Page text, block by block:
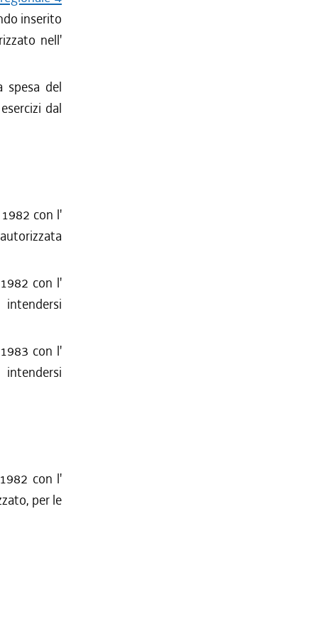
inserito
nell'
spesa del
dal
con l'
con l'
con l'
con l'
per le